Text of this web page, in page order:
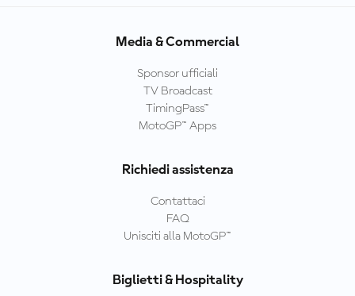
Media & Commercial
Sponsor ufficiali
TV Broadcast
TimingPass™
MotoGP™ Apps
Richiedi assistenza
Contattaci
FAQ
Unisciti alla MotoGP™
Biglietti & Hospitality